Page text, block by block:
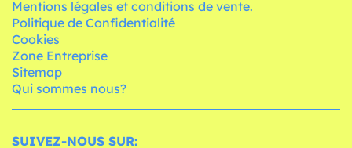
Mentions légales et conditions de vente.
Politique de Confidentialité
Cookies
Zone Entreprise
Sitemap
Qui sommes nous?
SUIVEZ-NOUS SUR: